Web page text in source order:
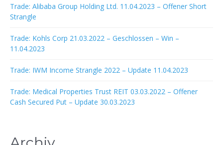
Trade: Alibaba Group Holding Ltd. 11.04.2023 – Offener Short
Strangle
Trade: Kohls Corp 21.03.2022 – Geschlossen – Win –
11.04.2023
Trade: IWM Income Strangle 2022 – Update 11.04.2023
Trade: Medical Properties Trust REIT 03.03.2022 – Offener
Cash Secured Put – Update 30.03.2023